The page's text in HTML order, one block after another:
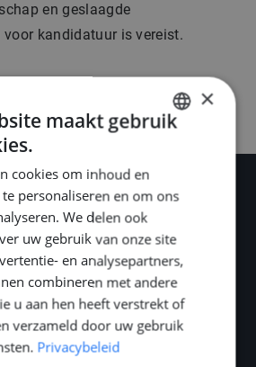
en geslaagde
kandidatuur is vereist.
of een meerjarig permanent EU-
voor het wervingsproces
×
maakt gebruik
cookies om inhoud en
personaliseren en om ons
We delen ook
uw gebruik van onze site
en analysepartners,
combineren met andere
u aan hen heeft verstrekt of
verzameld door uw gebruik
Privacybeleid